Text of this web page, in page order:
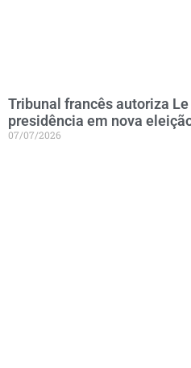
Tribunal francês autoriza
presidência em nova
07/07/2026